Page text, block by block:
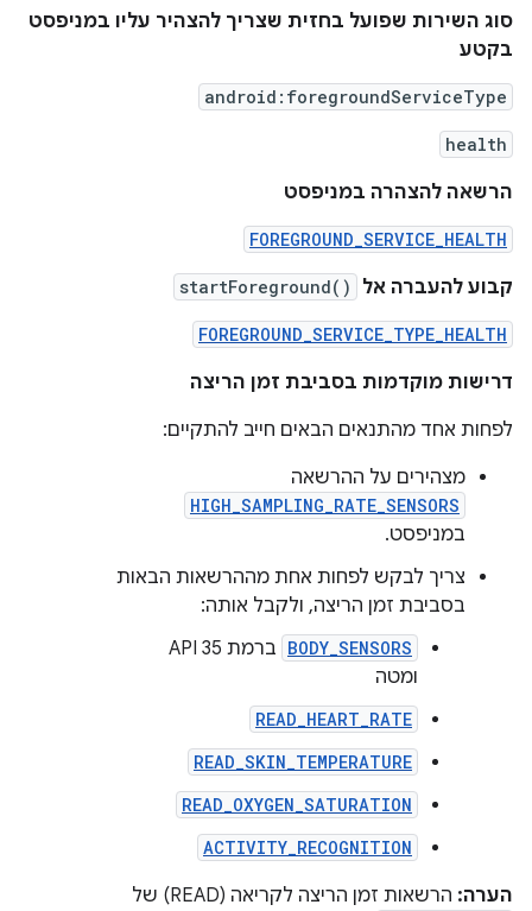
סוג השירות שפועל בחזית שצריך להצהיר עליו במניפסט
בקטע
android:foregroundServiceType
health
הרשאה להצהרה במניפסט
FOREGROUND_SERVICE_HEALTH
קבוע להעברה אל startForeground()
FOREGROUND_SERVICE_TYPE_HEALTH
דרישות מוקדמות בסביבת זמן הריצה
לפחות אחד מהתנאים הבאים חייב להתקיים:
מצהירים על ההרשאה
HIGH_SAMPLING_RATE_SENSORS
במניפסט.
צריך לבקש לפחות אחת מההרשאות הבאות
בסביבת זמן הריצה, ולקבל אותה:
BODY_SENSORS
ברמת API 35
ומטה
READ_HEART_RATE
READ_SKIN_TEMPERATURE
READ_OXYGEN_SATURATION
ACTIVITY_RECOGNITION
הערה: הרשאות זמן הריצה לקריאה (READ) של